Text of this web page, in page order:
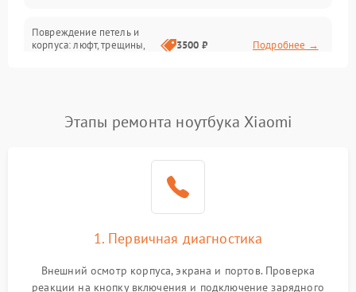
Повреждение петель и
корпуса: люфт, трещины,
3500 ₽ Подробнее →
невозможность зарядки,
2500 ₽ Подробнее →
2000 ₽
Перегрев из‑за пыли,
неисправности кулера
Этапы ремонта ноутбука Xiaomi
1. Первичная диагностика
Внешний осмотр корпуса, экрана и портов. Проверка
реакции на кнопку включения и подключение зарядного